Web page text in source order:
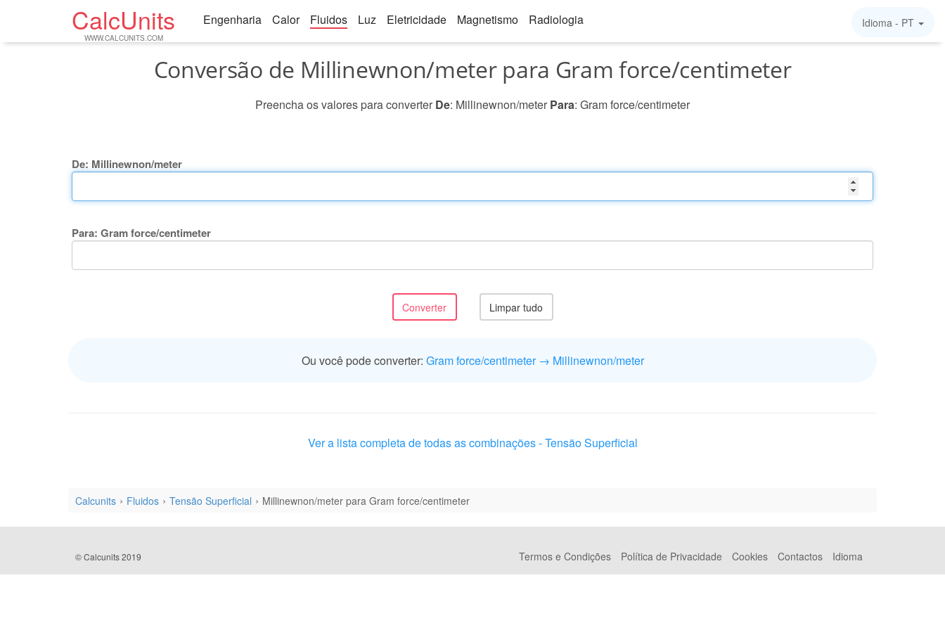
CalcUnits
WWW.CALCUNITS.COM
Engenharia Calor Fluidos Luz Eletricidade Magnetismo Radiologia Idioma - PT
Conversão de Millinewnon/meter para Gram force/centimeter
Preencha os valores para converter De: Millinewnon/meter Para: Gram force/centimeter
De: Millinewnon/meter
Para: Gram force/centimeter
Ou você pode converter: Gram force/centimeter → Millinewnon/meter
Ver a lista completa de todas as combinações - Tensão Superficial
Calcunits Fluidos Tensão Superficial Millinewnon/meter para Gram force/centimeter
© Calcunits 2019 Termos e Condições Política de Privacidade Cookies Contactos Idioma